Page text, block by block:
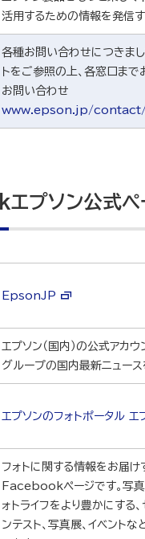
活用するための情報を発信す
各種お問い合わせにつきまし
トをご参照の上、各窓口まで
お問い合わせ
www.epson.jp/contact/
プソン公式ペ
EpsonJP
エプソン（国内）の公式アカウ
グループの国内最新ニュース
エプソンのフォトポータル エ
フォトに関する情報をお届け
Facebookページです。写
ォトライフをより豊かにする、
ンテスト、写真展、イベント